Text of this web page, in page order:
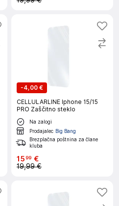
-4,00 €
CELLULARLINE Iphone 15/15
PRO Zaščitno steklo
Na zalogi
Prodajalec Big Bang
Brezplačna poštnina za člane
kluba
1599 €
19,99 €